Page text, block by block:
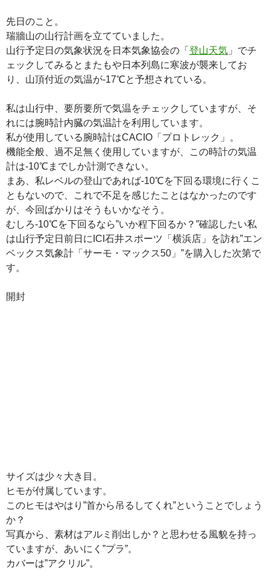
先日のこと。
瑞牆山の山行計画を立てていました。
山行予定日の気象状況を日本気象協会の「 登山天気 」でチ
ェックしてみるとまたもや日本列島に寒波が襲来してお
り、山頂付近の気温が-17℃と予想されている。
私は山行中、要所要所で気温をチェックしていますが、そ
れには腕時計内臓の気温計を利用しています。
私が使用している腕時計はCACIO「プロトレック」。
機能全般、過不足無く使用していますが、この時計の気温
計は-10℃までしか計測できない。
まあ、私レベルの登山であれば-10℃を下回る環境に行くこ
ともないので、これで不足を感じたことはなかったのです
が、今回ばかりはそうもいかなそう。
むしろ-10℃を下回るなら”いか程下回るか？”確認したい私
は山行予定日前日にICI石井スポーツ「横浜店」を訪れ”エン
ベックス気象計「サーモ・マックス50」”を購入した次第で
す。
開封
サイズは少々大き目。
ヒモが付属しています。
このヒモはやはり”首から吊るしてくれ”ということでしょう
か？
写真から、素材はアルミ削出しか？と思わせる風貌を持っ
ていますが、あいにく”プラ”。
カバーは”アクリル”。